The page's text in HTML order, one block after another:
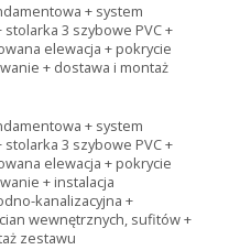
+ system
stolarka 3 szybowe PVC +
elewacja + pokrycie
+ dostawa i montaż
+ system
stolarka 3 szybowe PVC +
elewacja + pokrycie
+ instalacja
kanalizacyjna +
wewnętrznych, sufitów +
zestawu